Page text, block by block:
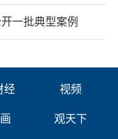
一批典型案例
经 视频
观天下